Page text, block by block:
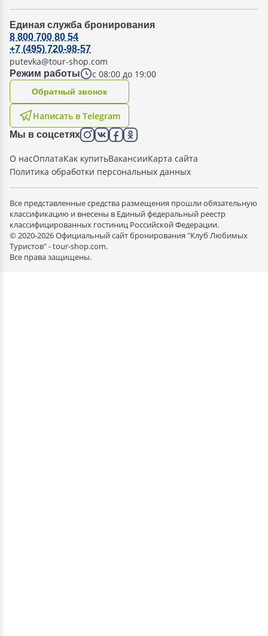
Единая служба бронирования
Режим работы с 08:00 до 19:00
8 800 700 80 54
+7 (495) 720-98-57
putevka@tour-shop.com
Написать в Telegram
Oбратный звонок
Мы в соцсетях
О насОплатаКак купитьВакансииКарта сайта
Политика обработки персональных данных
Все представленные средства размещения прошли обязательную
классификацию и внесены в Единый федеральный реестр
классифицированных гостиниц Российской Федерации.
© 2020-2026 Официальный сайт бронирования "Клуб Любимых
Туристов" - tour-shop.com.
Все права защищены.